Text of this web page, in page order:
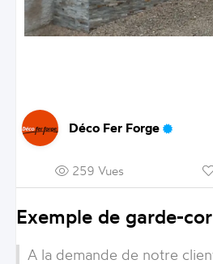
Déco Fer Forge
259 Vues
Exemple de garde-
A la demande de notre